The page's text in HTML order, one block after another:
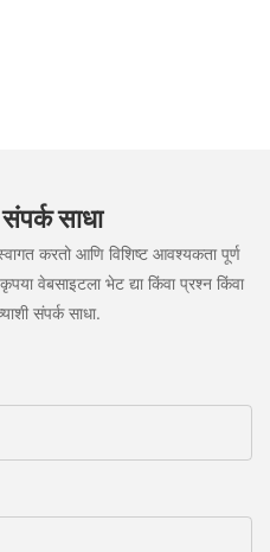
साधा
करतो आणि विशिष्ट आवश्यकता पूर्ण
वेबसाइटला भेट द्या किंवा प्रश्न किंवा
संपर्क साधा.